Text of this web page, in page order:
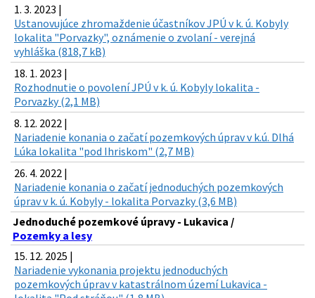
1. 3. 2023 |
Ustanovujúce zhromaždenie účastníkov JPÚ v k. ú. Kobyly
lokalita "Porvazky", oznámenie o zvolaní - verejná
vyhláška (818,7 kB)
18. 1. 2023 |
Rozhodnutie o povolení JPÚ v k. ú. Kobyly lokalita -
Porvazky (2,1 MB)
8. 12. 2022 |
Nariadenie konania o začatí pozemkových úprav v k.ú. Dlhá
Lúka lokalita "pod Ihriskom" (2,7 MB)
26. 4. 2022 |
Nariadenie konania o začatí jednoduchých pozemkových
úprav v k. ú. Kobyly - lokalita Porvazky (3,6 MB)
Jednoduché pozemkové úpravy - Lukavica /
Pozemky a lesy
15. 12. 2025 |
Nariadenie vykonania projektu jednoduchých
pozemkových úprav v katastrálnom území Lukavica -